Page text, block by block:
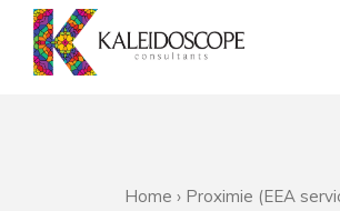
Home › Proximie (EEA